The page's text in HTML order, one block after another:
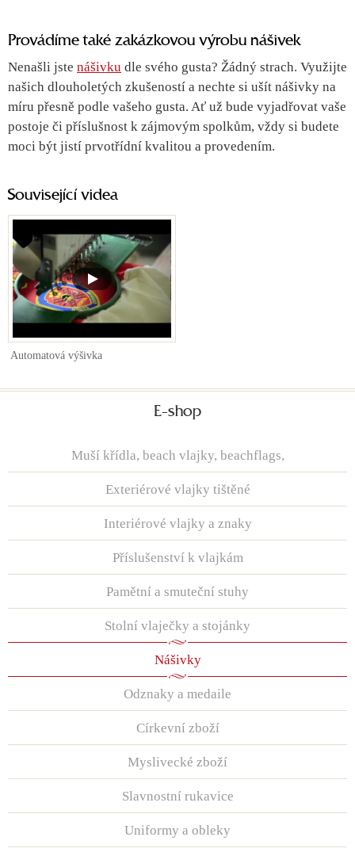
Provádíme také zakázkovou výrobu nášivek
Nenašli jste nášivku dle svého gusta? Žádný strach. Využijte
našich dlouholetých zkušeností a nechte si ušít nášivky na
míru přesně podle vašeho gusta. Ať už bude vyjadřovat vaše
postoje či příslušnost k zájmovým spolkům, vždy si budete
moci být jistí prvotřídní kvalitou a provedením.
Související videa
Automatová výšivka
E-shop
Muší křídla, beach vlajky, beachflags,
Exteriérové vlajky tištěné
Interiérové vlajky a znaky
Příslušenství k vlajkám
Pamětní a smuteční stuhy
Stolní vlaječky a stojánky
Nášivky
Odznaky a medaile
Církevní zboží
Myslivecké zboží
Slavnostní rukavice
Uniformy a obleky